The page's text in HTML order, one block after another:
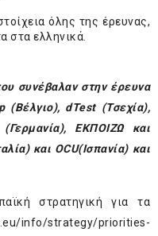
όλης της έρευνας,
στα ελληνικά.
συνέβαλαν στην έρευνα
(Βέλγιο), dTest (Τσεχία),
EKΠΟΙΖΩκαι
και OCU(Ισπανία) και
στρατηγική για τα
info/strategy/priorities-